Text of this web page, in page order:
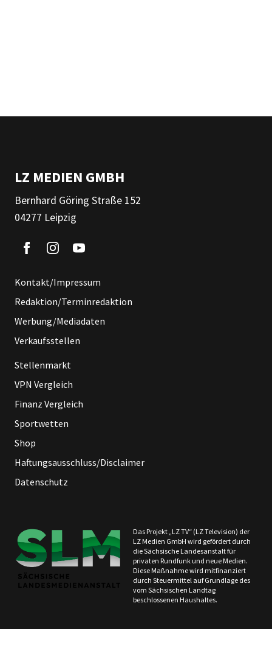
LZ MEDIEN GMBH
Bernhard Göring Straße 152
04277 Leipzig
Kontakt/Impressum
Redaktion/Terminredaktion
Werbung/Mediadaten
Verkaufsstellen
Stellenmarkt
VPN Vergleich
Finanz Vergleich
Sportwetten
Shop
Haftungsausschluss/Disclaimer
Datenschutz
Das Projekt „LZ TV“ (LZ Television) der
LZ Medien GmbH wird gefördert durch
die Sächsische Landesanstalt für
privaten Rundfunk und neue Medien.
Diese Maßnahme wird mitfinanziert
durch Steuermittel auf Grundlage des
vom Sächsischen Landtag
beschlossenen Haushaltes.